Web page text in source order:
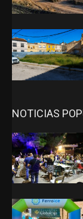
NOTICIAS